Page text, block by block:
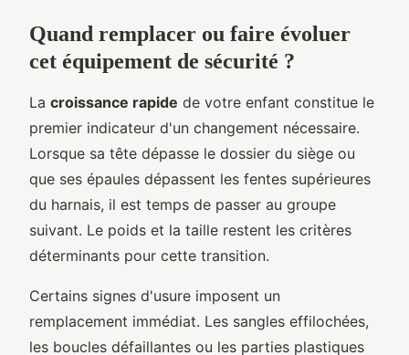
Quand remplacer ou faire évoluer
cet équipement de sécurité ?
La croissance rapide de votre enfant constitue le
premier indicateur d'un changement nécessaire.
Lorsque sa tête dépasse le dossier du siège ou
que ses épaules dépassent les fentes supérieures
du harnais, il est temps de passer au groupe
suivant. Le poids et la taille restent les critères
déterminants pour cette transition.
Certains signes d'usure imposent un
remplacement immédiat. Les sangles effilochées,
les boucles défaillantes ou les parties plastiques